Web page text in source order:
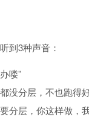
到3种声音：
喽”
没分层，不也跑得
分层，你这样做，